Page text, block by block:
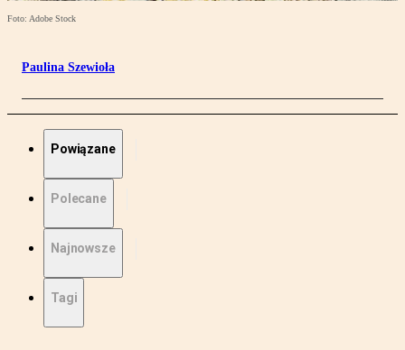
Foto: Adobe Stock
Paulina Szewioła
Powiązane
Polecane
Najnowsze
Tagi